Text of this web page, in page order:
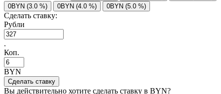
0BYN (3.0 %)
0BYN (4.0 %) 0BYN (5.0 %)
Сделать ставку:
Рубли
.
Коп.
BYN
Вы действительно хотите сделать ставку в BYN?